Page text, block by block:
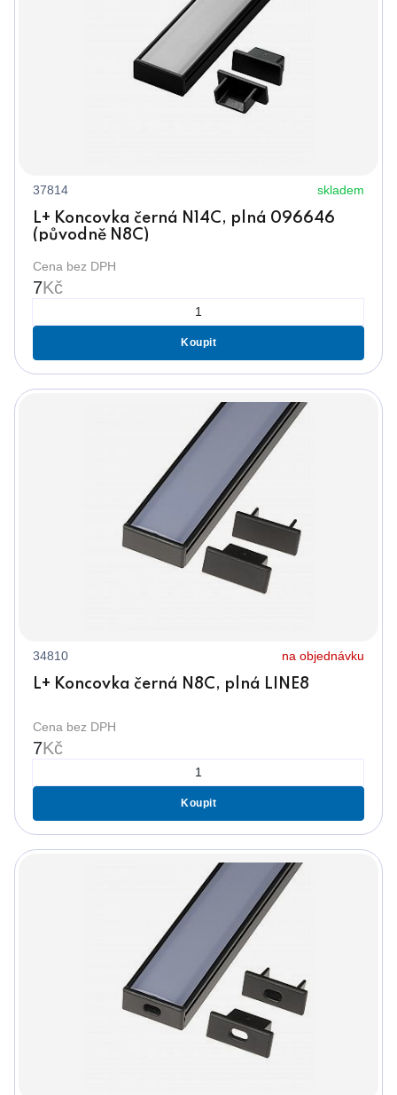
37814 skladem
L+ Koncovka černá N14C, plná 096646
(původně N8C)
Cena bez DPH
7Kč
Koupit
34810 na objednávku
L+ Koncovka černá N8C, plná LINE8
Cena bez DPH
7Kč
Koupit